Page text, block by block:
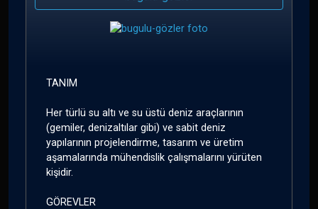
TANIM
Her türlü su altı ve su üstü deniz araçlarının
(gemiler, denizaltılar gibi) ve sabit deniz
yapılarının projelendirme, tasarım ve üretim
aşamalarında mühendislik çalışmalarını yürüten
kişidir.
GÖREVLER